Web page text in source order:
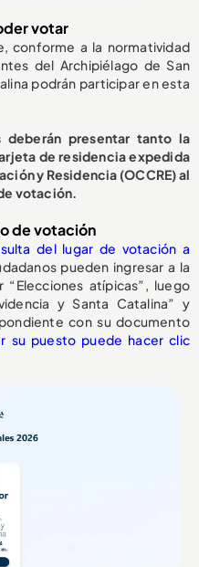
votar
conforme a la normatividad
del Archipiélago de San
podrán participar en esta
deberán presentar tanto la
de residencia expedida
y Residencia (OCCRE) al
votación.
de votación
del lugar de votación a
pueden ingresar a la
“Elecciones atípicas”, luego
y Santa Catalina” y
con su documento
su puesto puede hacer clic